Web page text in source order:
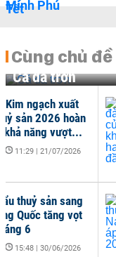
Cùng chủ đề
Cá da trơn
Kim ngạch xuất
sản 2026 hoàn
khả năng vượt...
11:29 | 21/07/2026
thuỷ sản sang
Quốc tăng vọt
6
15:48 | 30/06/2026